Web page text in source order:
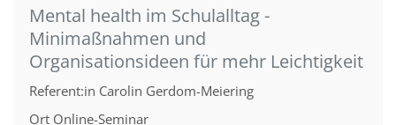
Mental health im Schulalltag -
Minimaßnahmen und
Organisationsideen für mehr Leichtigkeit
Referent:in Carolin Gerdom-Meiering
Ort Online-Seminar